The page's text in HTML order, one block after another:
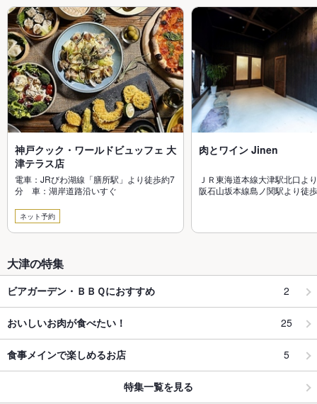
神戸クック・ワールドビュッフェ 大
津テラス店
電車：JRびわ湖線「膳所駅」より徒歩約7
分 車：湖岸道路沿いすぐ
ネット予約
肉とワイン Jinen
ＪＲ東海道本線大津駅北口よ
阪石山坂本線島ノ関駅より徒
大津の特集
ビアガーデン・ＢＢＱにおすすめ 2
おいしいお肉が食べたい！ 25
食事メインで楽しめるお店 5
特集一覧を見る